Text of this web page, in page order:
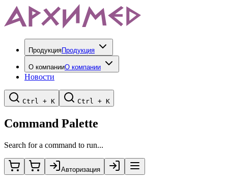
ПродукцияПродукция
О компанииО компании
Новости
Ctrl + K Ctrl + K
Command Palette
Search for a command to run...
Авторизация